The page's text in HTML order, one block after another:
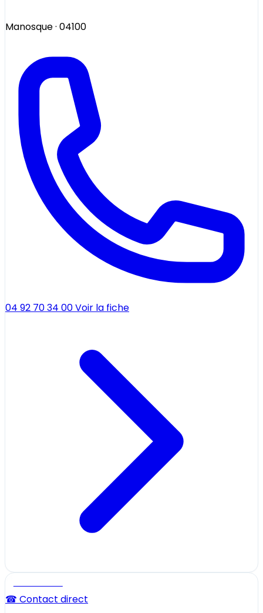
Manosque· 04100
04 92 70 34 00Voir la fiche
☎ Contact direct